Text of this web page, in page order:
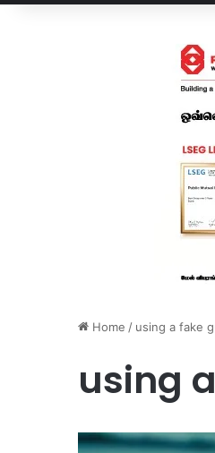
Home / using a fake
using